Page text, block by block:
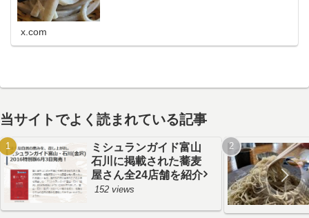
x.com
当サイトでよく読まれている記事
ミシュランガイド富山
石川に掲載された蕎麦
屋さん全24店舗を紹介
152 views